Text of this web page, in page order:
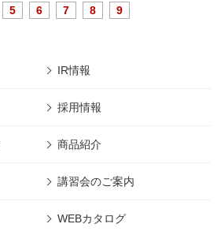
5 6 7 8 9
IR情報
採用情報
商品紹介
講習会のご案内
WEBカタログ